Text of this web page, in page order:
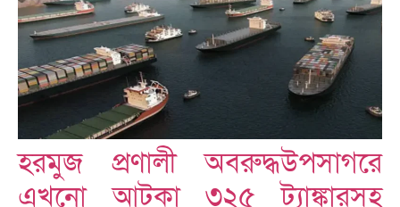
হরমুজ প্রণালী অবরুদ্ধউপসাগরে
এখনো আটকা ৩২৫ ট্যাঙ্কারসহ